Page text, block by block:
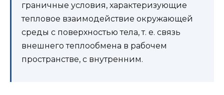
граничные условия, характеризующие
тепловое взаимодействие окружающей
среды с поверхностью тела, т. е. связь
внешнего теплообмена в рабочем
пространстве, с внутренним.